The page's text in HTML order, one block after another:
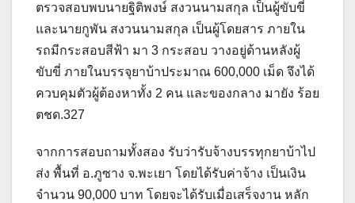
ตรวจสอบพบนายฐิติพงษ์ สงวนนามสกุล เป็นผู้ขับขี่
และนายกูพัน สงวนนามสกุล เป็นผู้โดยสาร ภายใน
รถมีกระสอบสีฟ้า มา 3 กระสอบ วางอยู่ด้านหลังผู้
ขับขี่ ภายในบรรจุยาบ้าประมาณ 600,000 เม็ด จึงได้
ควบคุมตัวผู้ต้องหาทั้ง 2 คน และของกลาง มายัง ร้อย
ตชด.327
จากการสอบถามทั้งสอง รับว่ารับจ้างบรรทุกยาบ้าไป
ส่ง พื้นที่ อ.ภูซาง จ.พะเยา โดยได้รับค่าจ้าง เป็นเงิน
จำนวน 90,000 บาท โดยจะได้รับเมื่อเสร็จงาน หลัก